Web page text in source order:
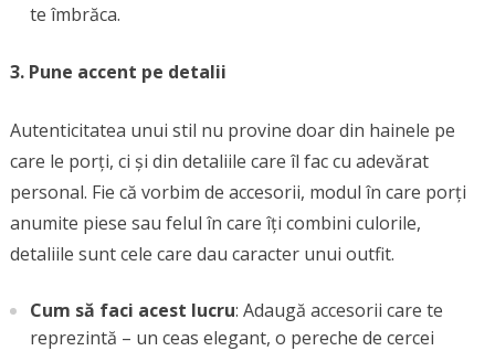
te îmbrăca.
3. Pune accent pe detalii
Autenticitatea unui stil nu provine doar din hainele pe
care le porți, ci și din detaliile care îl fac cu adevărat
personal. Fie că vorbim de accesorii, modul în care porți
anumite piese sau felul în care îți combini culorile,
detaliile sunt cele care dau caracter unui outfit.
Cum să faci acest lucru: Adaugă accesorii care te
reprezintă – un ceas elegant, o pereche de cercei